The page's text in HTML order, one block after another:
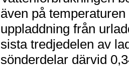
även på
uppladdning från
sista tredjedelen av
sönderdelar därvid